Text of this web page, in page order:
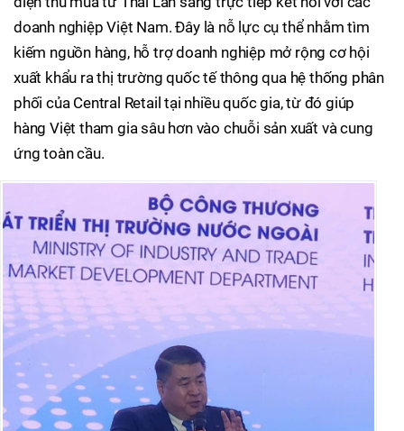
doanh nghiệp Việt Nam. Đây là nỗ lực cụ thể nhằm tìm
kiếm nguồn hàng, hỗ trợ doanh nghiệp mở rộng cơ hội
xuất khẩu ra thị trường quốc tế thông qua hệ thống phân
phối của Central Retail tại nhiều quốc gia, từ đó giúp
hàng Việt tham gia sâu hơn vào chuỗi sản xuất và cung
ứng toàn cầu.